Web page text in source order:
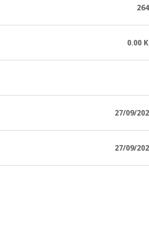
0.00
27/09/
27/09/